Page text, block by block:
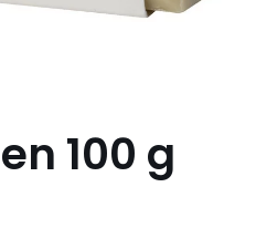
100 g